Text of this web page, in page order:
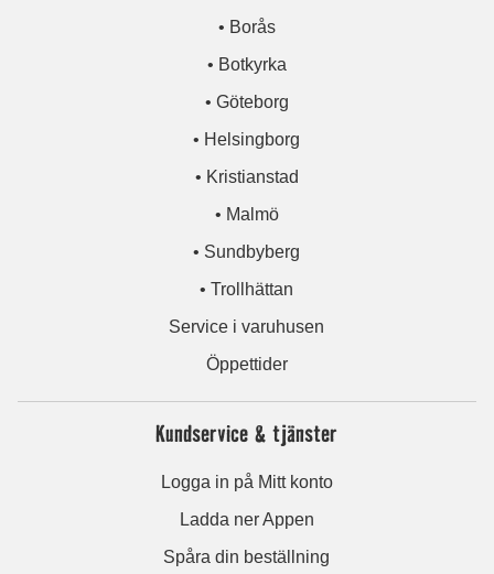
• Borås
• Botkyrka
• Göteborg
• Helsingborg
• Kristianstad
• Malmö
• Sundbyberg
• Trollhättan
Service i varuhusen
Öppettider
Kundservice & tjänster
Logga in på Mitt konto
Ladda ner Appen
Spåra din beställning